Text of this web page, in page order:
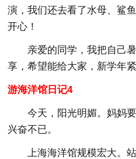
演，我们还去看了水母、鲨
开心！
亲爱的同学，我把自己
享，希望能给大家，新学年
游海洋馆日记4
今天，阳光明媚。妈妈
兴奋不已。
上海海洋馆规模宏大。